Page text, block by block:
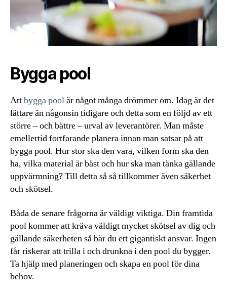
Bygga pool
Attbygga poolär något många drömmer om. Idag är det
lättare än någonsin tidigare och detta som en följd av ett
större – och bättre – urval av leverantörer. Man måste
emellertid fortfarande planera innan man satsar på att
bygga pool. Hur stor ska den vara, vilken form ska den
ha, vilka material är bäst och hur ska man tänka gällande
uppvärmning? Till detta så så tillkommer även säkerhet
och skötsel.
Båda de senare frågorna är väldigt viktiga. Din framtida
pool kommer att kräva väldigt mycket skötsel av dig och
gällande säkerheten så bär du ett gigantiskt ansvar. Ingen
får riskerar att trilla i och drunkna i den pool du bygger.
Ta hjälp med planeringen och skapa en pool för dina
behov.